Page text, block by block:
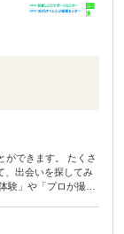
ができます。 たくさ
、出会いを探してみ
験」や「プロが撮影